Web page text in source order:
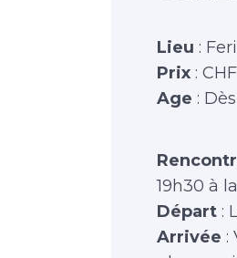
Lieu :
Prix :
Age :
19h30 à
Départ :
Arrivée :